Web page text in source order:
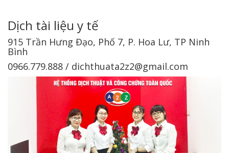
Dịch tài liệu y tế
915 Trần Hưng Đạo, Phố 7, P. Hoa Lư, TP Ninh
Bình
0966.779.888 / dichthuata2z2@gmail.com